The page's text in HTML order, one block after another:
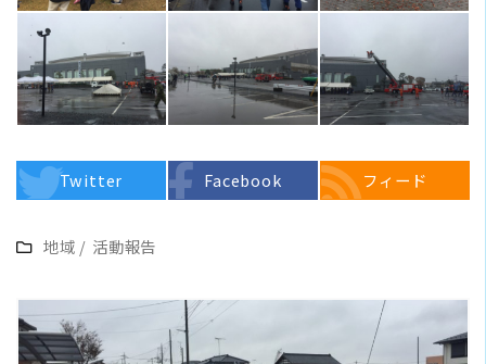
Twitter Facebook フィード
地域 / 活動報告